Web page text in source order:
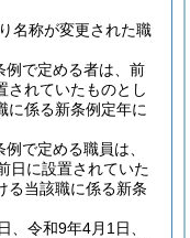
名称が変更された職
例で定める者は、前
されていたものとし
に係る新条例定年に
で定める職員は、
日に設置されていた
る当該職に係る新条
、令和9年4月1日、